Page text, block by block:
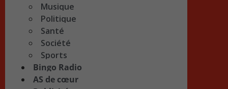
Musique
Politique
Santé
Société
Sports
Bingo Radio
AS de cœur